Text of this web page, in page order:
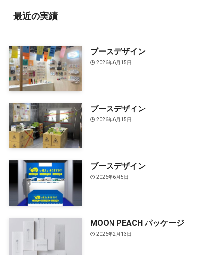
最近の実績
ブースデザイン
2026年6月15日
ブースデザイン
2026年6月15日
ブースデザイン
2026年6月5日
MOON PEACH パッケージ
2026年2月13日